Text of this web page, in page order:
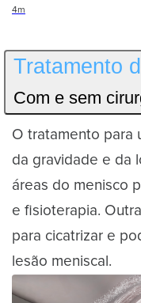
Duration
4m
Tratamento
Com e sem
O tratamento para
da gravidade e da
áreas do menisco
e fisioterapia.
para cicatrizar e
lesão meniscal.